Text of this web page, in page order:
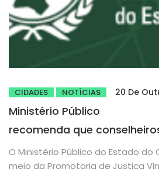
CIDADES NOTÍCIAS 20 De
Ministério Público
recomenda que
Arneiroz sejam
O Ministério Público do Estado do
meio da Promotoria de Justiça